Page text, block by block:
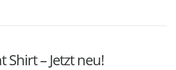
Shirt – Jetzt neu!